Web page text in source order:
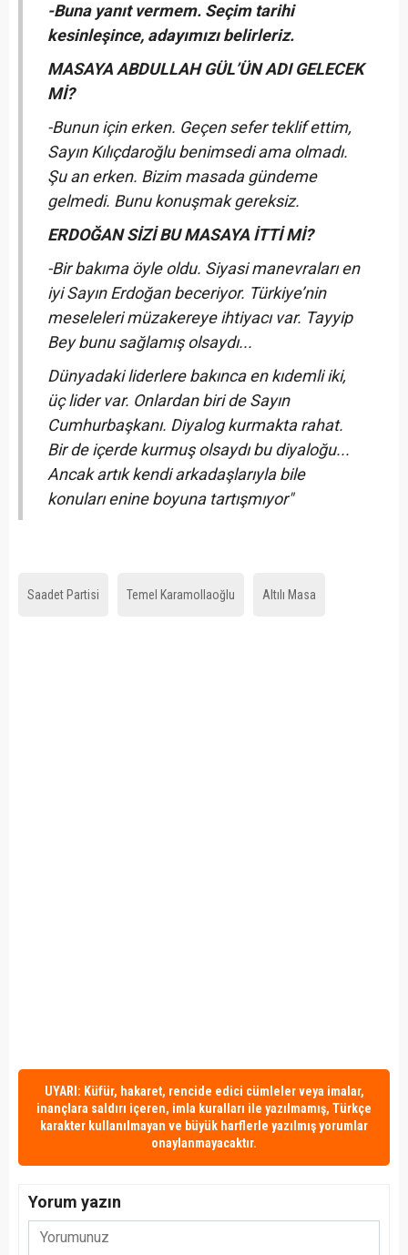
-Buna yanıt vermem. Seçim tarihi
kesinleşince, adayımızı belirleriz.
MASAYA ABDULLAH GÜL’ÜN ADI GELECEK
Mİ?
-Bunun için erken. Geçen sefer teklif ettim,
Sayın Kılıçdaroğlu benimsedi ama olmadı.
Şu an erken. Bizim masada gündeme
gelmedi. Bunu konuşmak gereksiz.
ERDOĞAN SİZİ BU MASAYA İTTİ Mİ?
-Bir bakıma öyle oldu. Siyasi manevraları en
iyi Sayın Erdoğan beceriyor. Türkiye’nin
meseleleri müzakereye ihtiyacı var. Tayyip
Bey bunu sağlamış olsaydı...
Dünyadaki liderlere bakınca en kıdemli iki,
üç lider var. Onlardan biri de Sayın
Cumhurbaşkanı. Diyalog kurmakta rahat.
Bir de içerde kurmuş olsaydı bu diyaloğu...
Ancak artık kendi arkadaşlarıyla bile
konuları enine boyuna tartışmıyor"
Saadet Partisi Temel Karamollaoğlu Altılı Masa
UYARI: Küfür, hakaret, rencide edici cümleler veya imalar,
inançlara saldırı içeren, imla kuralları ile yazılmamış, Türkçe
karakter kullanılmayan ve büyük harflerle yazılmış yorumlar
onaylanmayacaktır.
Yorum yazın